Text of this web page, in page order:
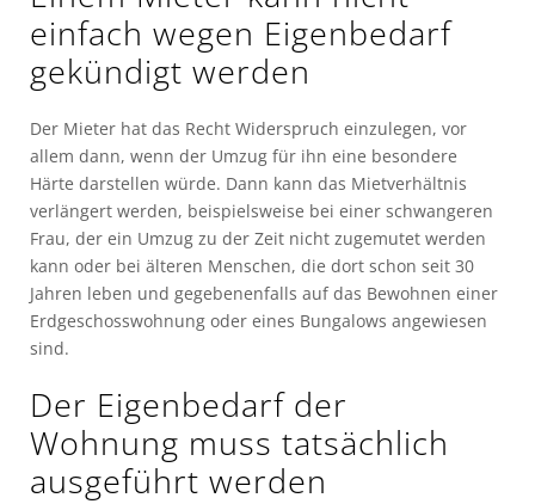
einfach wegen Eigenbedarf
gekündigt werden
Der Mieter hat das Recht Widerspruch einzulegen, vor
allem dann, wenn der Umzug für ihn eine besondere
Härte darstellen würde. Dann kann das Mietverhältnis
verlängert werden, beispielsweise bei einer schwangeren
Frau, der ein Umzug zu der Zeit nicht zugemutet werden
kann oder bei älteren Menschen, die dort schon seit 30
Jahren leben und gegebenenfalls auf das Bewohnen einer
Erdgeschosswohnung oder eines Bungalows angewiesen
sind.
Der Eigenbedarf der
Wohnung muss tatsächlich
ausgeführt werden